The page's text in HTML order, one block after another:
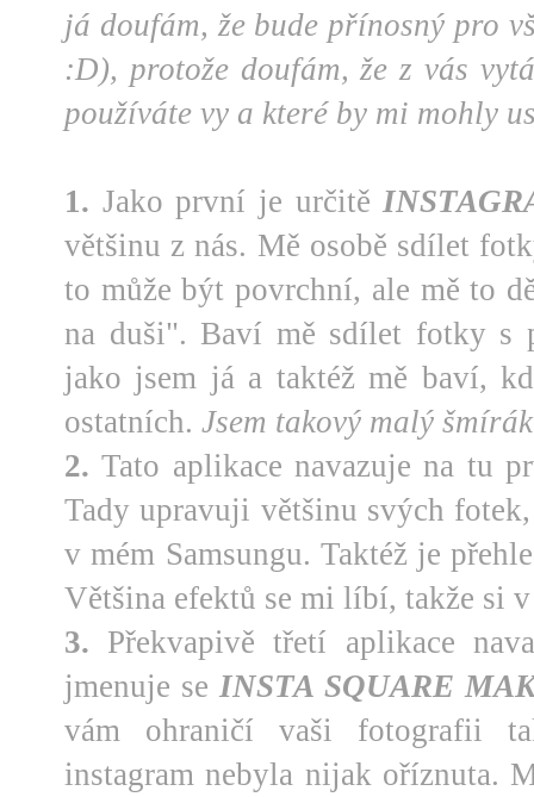
já doufám, že bude přínosný pro
:D), protože doufám, že z vás
používáte vy a které by mi mohly
1. Jako první je určitě
většinu z nás. Mě osobě sdílet
to může být povrchní, ale mě to
na duši". Baví mě sdílet fotky s
jako jsem já a taktéž mě baví,
ostatních. Jsem takový malý
2. Tato aplikace navazuje na tu
Tady upravuji většinu svých
v mém Samsungu. Taktéž je
Většina efektů se mi líbí, takže si
3. Překvapivě třetí aplikace
jmenuje se INSTA SQUARE
vám ohraničí vaši fotografii
instagram nebyla nijak oříznuta.